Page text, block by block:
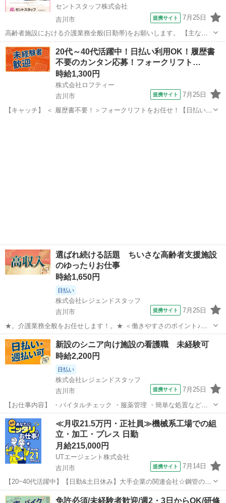
セントスタッフ株式会社
吉川市
提携サイト 7月25日
高齢者施設における介護業務全般(日勤帯)をお願いします。 【主な業
務内容】 ・食事に関する業務(配膳、下膳、服薬、食事介助、口腔ケ
ア) ・排泄介助(トイレ誘導またはオムツ交換) ・入浴に関する業務(準
備、誘導、着脱介助、入...
埼玉 吉川市 介護
20代～40代活躍中！日払い利用OK！履歴書
不要のカンタン応募！フォークリフト…
時給1,300円
株式会社ロフティー
吉川市
提携サイト 7月25日
【キャッチ】 ＜ 履歴書不要！＞フォークリフトをお任せ！【日払い＆
選ばれ続ける話題 ちいさな高齢者支援施設
のゆったりお仕事
時給1,650円
日払い
株式会社レジェンドスタッフ
吉川市
提携サイト 7月25日
★。介護業務全般をお任せします！。★ ＜働きやすさのポイント♪＞
◎週2日～OK ◎平日のみ・曜日固定OK ◎日勤のみ／夜勤のみ選択可
◎残業ほぼなし 介護業務をお任せします！ ・食事、入浴、トイレなど
の日常生活の介助 ...
埼玉 吉川市 介護
新設のシニア向け施設の看護職 未経験可
時給2,200円
日払い
株式会社レジェンドスタッフ
吉川市
提携サイト 7月25日
【お仕事内容】 ・バイタルチェック ・服薬管理 ・簡単な処置など
?・?・?・?・?・?・?・?・?・?・?・? 応募フォームより簡単応募♪ 履
歴書も必要ございません！ *-----------------------...
埼玉 吉川市 看護師
≪月収21.5万円・正社員≫機械系工場での組
立・加工・プレス 日勤
月給215,000円
UTエージェント株式会社
吉川市
提携サイト 7月14日
【20~40代活躍中】【日勤&土日休み】大手企業の関連会社☆鋼管の切
断加工や玉掛・クレーン作業♪残業ほぼなし◎《JZPC1C》 詳細情報
埼玉 吉川市 その他
免許必須/未経験者歓迎/週2・3日からOK/研修